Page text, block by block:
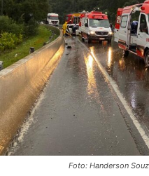
Foto: Handerson